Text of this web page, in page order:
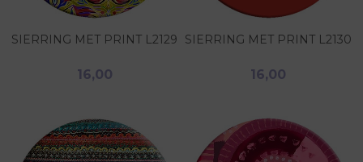
SIERRING MET PRINT L2129
16,00
SIERRING MET PRINT L2130
16,00